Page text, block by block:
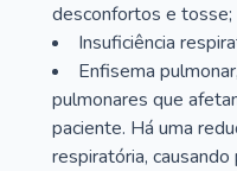
desconfortos e tosse;
Insuficiência
Enfisema
pulmonares que
paciente. Há uma
respiratória,